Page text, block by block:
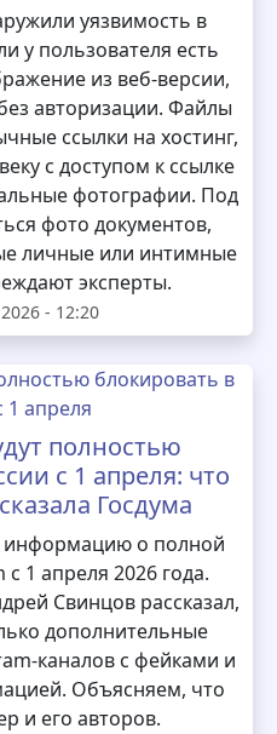
уязвимость в
у пользователя есть
из веб-версии,
авторизации. Файлы
ссылки на хостинг,
с доступом к ссылке
фотографии. Под
фото документов,
личные или интимные
эксперты.
- 12:20
полностью
с 1 апреля: что
Госдума
информацию о полной
1 апреля 2026 года.
Свинцов рассказал,
дополнительные
с фейками и
Объясняем, что
и его авторов.